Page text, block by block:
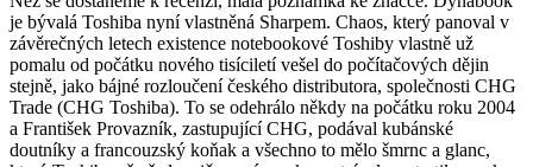
je bývalá Toshiba nyní vlastněná Sharpem. Chaos, který panoval v
závěrečných letech existence notebookové Toshiby vlastně už
pomalu od počátku nového tisíciletí vešel do počítačových dějin
stejně, jako bájné rozloučení českého distributora, společnosti CHG
Trade (CHG Toshiba). To se odehrálo někdy na počátku roku 2004
a František Provazník, zastupující CHG, podával kubánské
doutníky a francouzský koňak a všechno to mělo šmrnc a glanc,